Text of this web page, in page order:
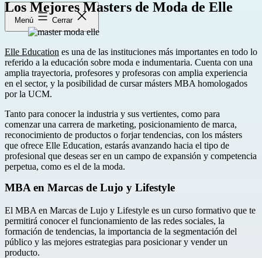
Menú Cerrar
Los Mejores Masters de Moda de Elle
Elle Education es una de las instituciones más importantes en todo lo
referido a la educación sobre moda e indumentaria. Cuenta con una
amplia trayectoria, profesores y profesoras con amplia experiencia
en el sector, y la posibilidad de cursar másters MBA homologados
por la UCM.
Tanto para conocer la industria y sus vertientes, como para
comenzar una carrera de marketing, posicionamiento de marca,
reconocimiento de productos o forjar tendencias, con los másters
que ofrece Elle Education, estarás avanzando hacia el tipo de
profesional que deseas ser en un campo de expansión y competencia
perpetua, como es el de la moda.
MBA en Marcas de Lujo y Lifestyle
El MBA en Marcas de Lujo y Lifestyle es un curso formativo que te
permitirá conocer el funcionamiento de las redes sociales, la
formación de tendencias, la importancia de la segmentación del
público y las mejores estrategias para posicionar y vender un
producto.